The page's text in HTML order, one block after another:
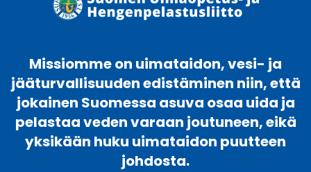
Missiomme on uimataidon, vesi- ja
jääturvallisuuden edistäminen niin, että
jokainen Suomessa asuva osaa uida ja
pelastaa veden varaan joutuneen, eikä
yksikään huku uimataidon puutteen
johdosta.